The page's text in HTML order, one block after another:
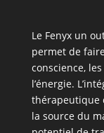
Le Fenyx un
permet de
conscience,
l’énergie.
thérapeutique
la source du